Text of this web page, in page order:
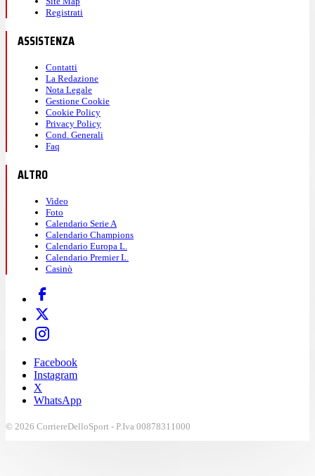
Registrati
ASSISTENZA
Contatti
La Redazione
Nota Legale
Gestione Cookie
Cookie Policy
Privacy Policy
Cond. Generali
Faq
ALTRO
Video
Foto
Calendario Serie A
Calendario Champions
Calendario Europa L.
Calendario Premier L.
Casinò
Facebook
Instagram
X
WhatsApp
© 2026 CorriereDelloSport - P.Iva 00878311000